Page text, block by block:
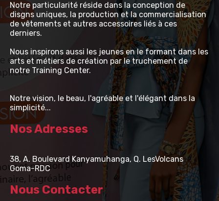
Notre particularité réside dans la conception de
disgns uniques, la production et la commercialisation
de vêtements et autres accessoires liés à ces
derniers.
Nous inspirons aussi les jeunes en le formant dans les
arts et métiers de création par le truchement de
notre Training Center.
Notre vision, le beau, l'agréable et l'élégant dans la
simplicité...
Nos Adresses
38, A. Boulevard Kanyamuhanga, Q. LesVolcans
Goma-RDC
Nous Contacter